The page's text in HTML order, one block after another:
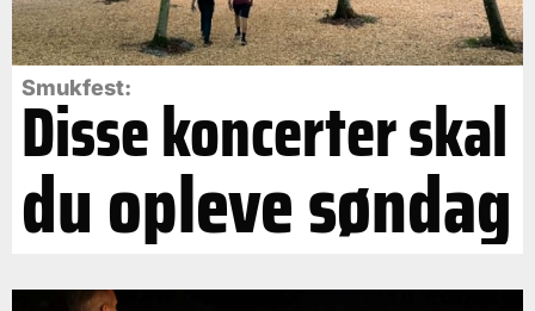
Smukfest:
Disse koncerter skal
du opleve søndag